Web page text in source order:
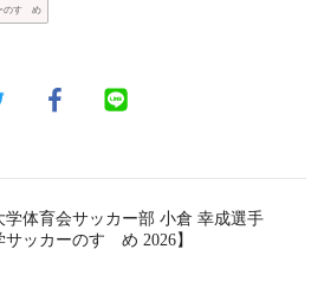
のすゝめ
学体育会サッカー部 小倉 幸成選手
サッカーのすゝめ 2026】